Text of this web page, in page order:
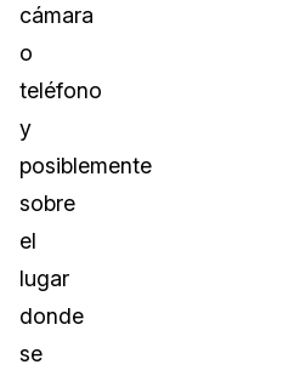
cámara
o
teléfono
y
posiblemente
sobre
el
lugar
donde
se